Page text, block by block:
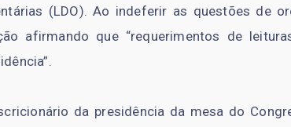
(LDO). Ao indeferir as questões de
afirmando que “requerimentos de
da presidência da mesa do